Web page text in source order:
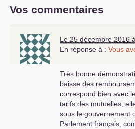
Vos commentaires
Le 25 décembre 2016
En réponse à : Vous
Très bonne
baisse des
correspond bien avec
tarifs des mutuelles,
sous le gouvernement
Parlement français,